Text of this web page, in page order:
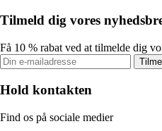
Tilmeld dig vores
Få 10 % rabat ved at tilmelde dig
Hold kontakten
Find os på sociale medier